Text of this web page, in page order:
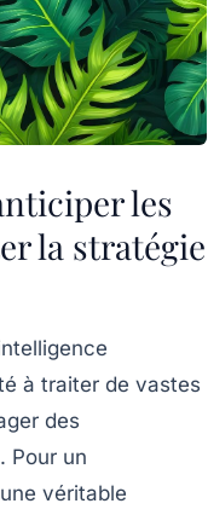
les
la stratégie
à traiter de vastes
des
Pour un
véritable